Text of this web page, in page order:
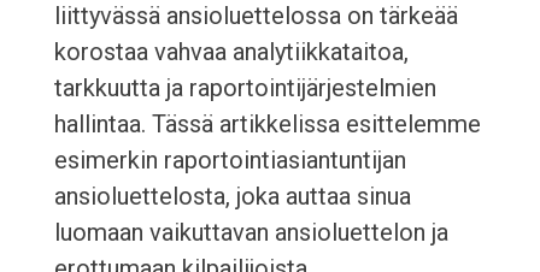
liittyvässä ansioluettelossa on tärkeää
korostaa vahvaa analytiikkataitoa,
tarkkuutta ja raportointijärjestelmien
hallintaa. Tässä artikkelissa esittelemme
esimerkin raportointiasiantuntijan
ansioluettelosta, joka auttaa sinua
luomaan vaikuttavan ansioluettelon ja